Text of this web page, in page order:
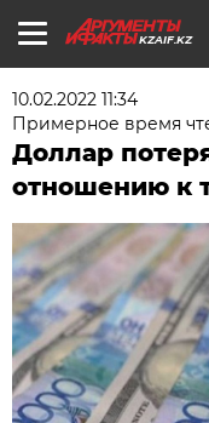
KZAIF.KZ
10.02.2022 11:34
Примерное время
Доллар
отношению к